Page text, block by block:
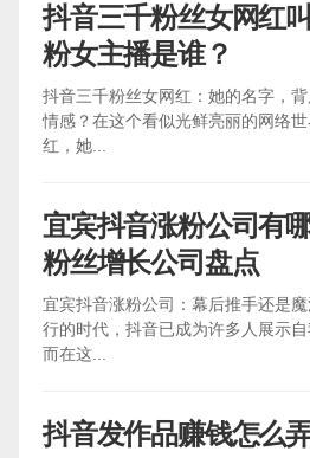
抖音三千粉丝女网红
粉女主播是谁？
抖音三千粉丝女网红：她的名字，
情感？在这个看似光鲜亮丽的网络
红，她...
宜宾抖音涨粉公司有
粉丝增长公司盘点
宜宾抖音涨粉公司：幕后推手还是
行的时代，抖音已成为许多人展示自
而在这...
抖音发作品赚钱怎么